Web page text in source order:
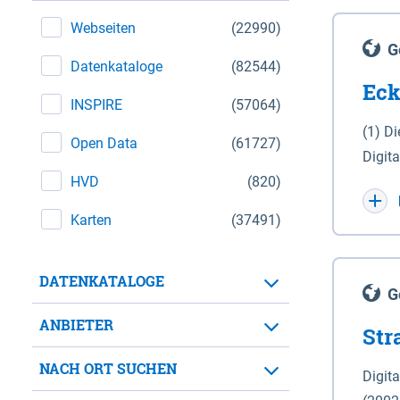
(22990)
Webseiten
(82544)
Datenkataloge
(57064)
INSPIRE
(61727)
Open Data
(820)
HVD
(37491)
Karten
DATENKATALOGE
ANBIETER
NACH ORT SUCHEN
(1)
WGS
für
der in